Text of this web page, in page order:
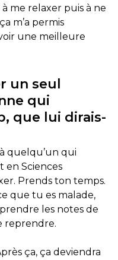
à me relaxer puis à ne
m’a permis
une meilleure
un seul
qui
que lui dirais-
quelqu’un qui
en Sciences
Prends ton temps.
que tu es malade,
les notes de
reprendre.
ça, ça deviendra